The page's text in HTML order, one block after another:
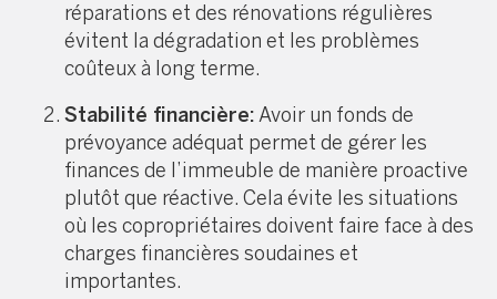
réparations et des rénovations régulières
évitent la dégradation et les problèmes
coûteux à long terme.
Stabilité financière:Avoir un fonds de
prévoyance adéquat permet de gérer les
finances de l’immeuble de manière proactive
plutôt que réactive. Cela évite les situations
où les copropriétaires doivent faire face à des
charges financières soudaines et
importantes.